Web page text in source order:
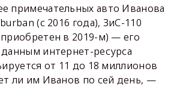
примечательных авто Иванова
(с 2016 года), ЗиС-110
в 2019-м) — его
интернет-ресурса
от 11 до 18 миллионов
ли им Иванов по сей день, —